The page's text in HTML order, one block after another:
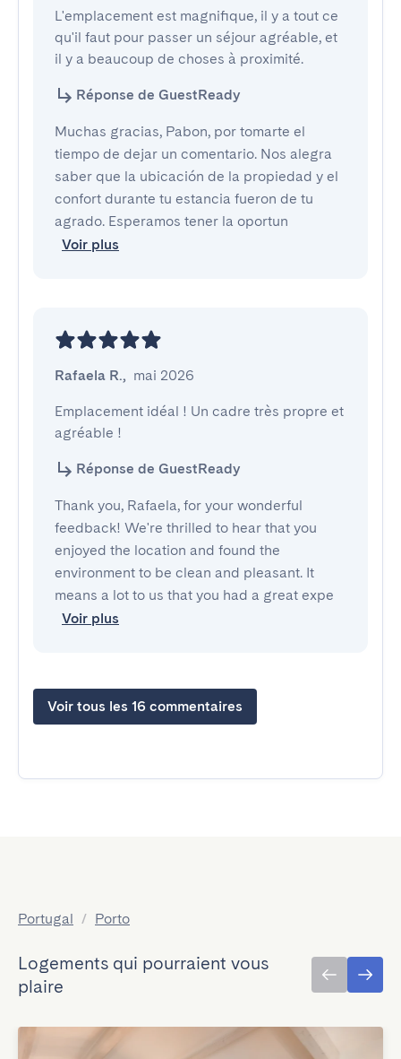
L'emplacement est magnifique, il y a tout ce
qu'il faut pour passer un séjour agréable, et
il y a beaucoup de choses à proximité.
Réponse de GuestReady
Muchas gracias, Pabon, por tomarte el
tiempo de dejar un comentario. Nos alegra
saber que la ubicación de la propiedad y el
confort durante tu estancia fueron de tu
agrado. Esperamos tener la oportun
Voir plus
Rafaela R., mai 2026
Emplacement idéal ! Un cadre très propre et
agréable !
Réponse de GuestReady
Thank you, Rafaela, for your wonderful
feedback! We're thrilled to hear that you
enjoyed the location and found the
environment to be clean and pleasant. It
means a lot to us that you had a great expe
Voir plus
Voir tous les 16 commentaires
Portugal / Porto
Logements qui pourraient vous
plaire